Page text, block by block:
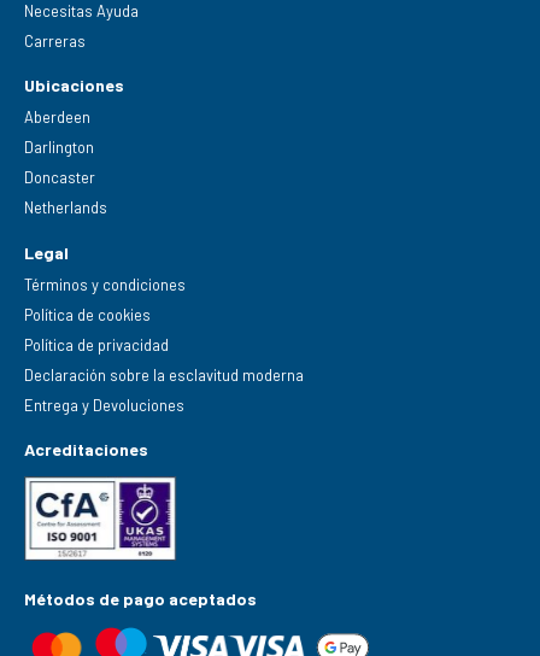
Necesitas Ayuda
Carreras
Ubicaciones
Aberdeen
Darlington
Doncaster
Netherlands
Legal
Términos y condiciones
Política de cookies
Política de privacidad
Declaración sobre la esclavitud moderna
Entrega y Devoluciones
Acreditaciones
Métodos de pago aceptados